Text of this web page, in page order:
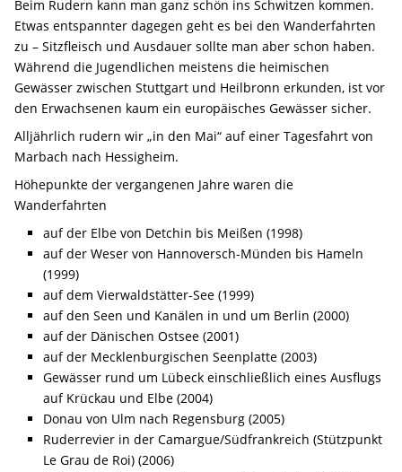
Beim Rudern kann man ganz schön ins Schwitzen kommen.
Etwas entspannter dagegen geht es bei den Wanderfahrten
zu – Sitzfleisch und Ausdauer sollte man aber schon haben.
Während die Jugendlichen meistens die heimischen
Gewässer zwischen Stuttgart und Heilbronn erkunden, ist vor
den Erwachsenen kaum ein europäisches Gewässer sicher.
Alljährlich rudern wir „in den Mai“ auf einer Tagesfahrt von
Marbach nach Hessigheim.
Höhepunkte der vergangenen Jahre waren die
Wanderfahrten
auf der Elbe von Detchin bis Meißen (1998)
auf der Weser von Hannoversch-Münden bis Hameln
(1999)
auf dem Vierwaldstätter-See (1999)
auf den Seen und Kanälen in und um Berlin (2000)
auf der Dänischen Ostsee (2001)
auf der Mecklenburgischen Seenplatte (2003)
Gewässer rund um Lübeck einschließlich eines Ausflugs
auf Krückau und Elbe (2004)
Donau von Ulm nach Regensburg (2005)
Ruderrevier in der Camargue/Südfrankreich (Stützpunkt
Le Grau de Roi) (2006)